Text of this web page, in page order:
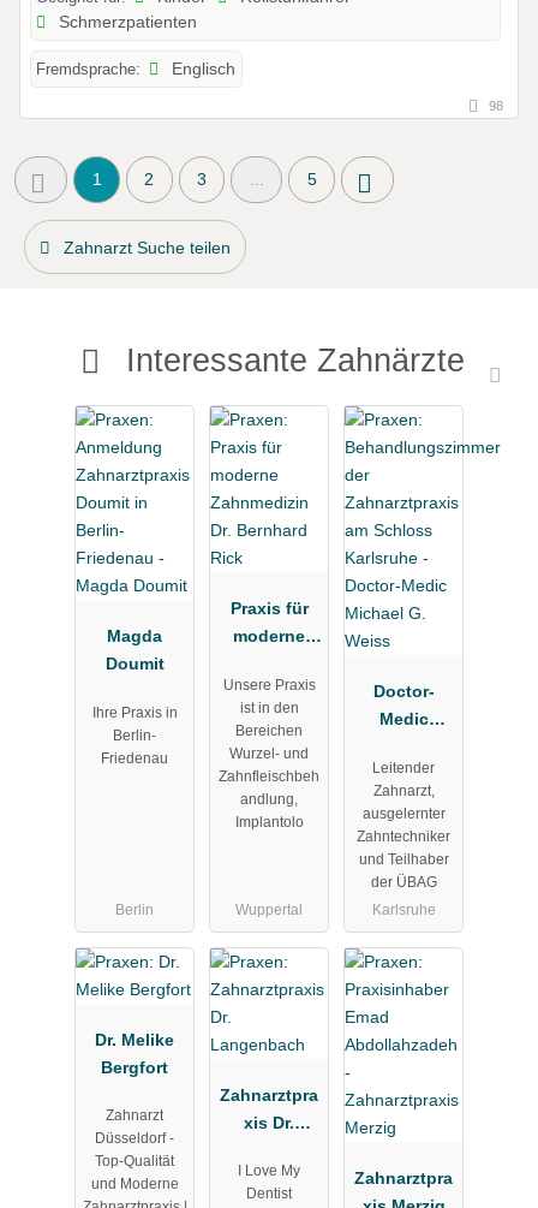
Schmerzpatienten
Fremdsprache: Englisch
98
1 2 3 5
Zahnarzt Suche teilen
Interessante Zahnärzte
Magda
Doumit
Ihre Praxis in
Berlin-
Friedenau
Berlin
Praxis für
moderne
Dr. Bernhard
Rick
Unsere Praxis
ist in den
Bereichen
Wurzel- und
Zahnfleischbeh
andlung,
Implantolo
Wuppertal
Doctor-
Medic
Weiss
Leitender
Zahnarzt,
ausgelernter
Zahntechniker
und Teilhaber
der ÜBAG
Karlsruhe
Dr. Melike
Bergfort
Zahnarzt
Düsseldorf -
Top-Qualität
und Moderne
Zahnarztpra
xis Dr.
I Love My
Dentist
Zahnarztpra